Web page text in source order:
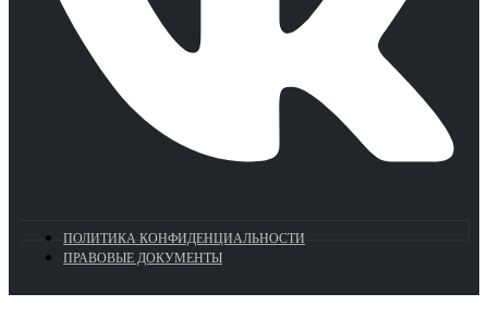
ПОЛИТИКА КОНФИДЕНЦИАЛЬНОСТИ
ПРАВОВЫЕ ДОКУМЕНТЫ